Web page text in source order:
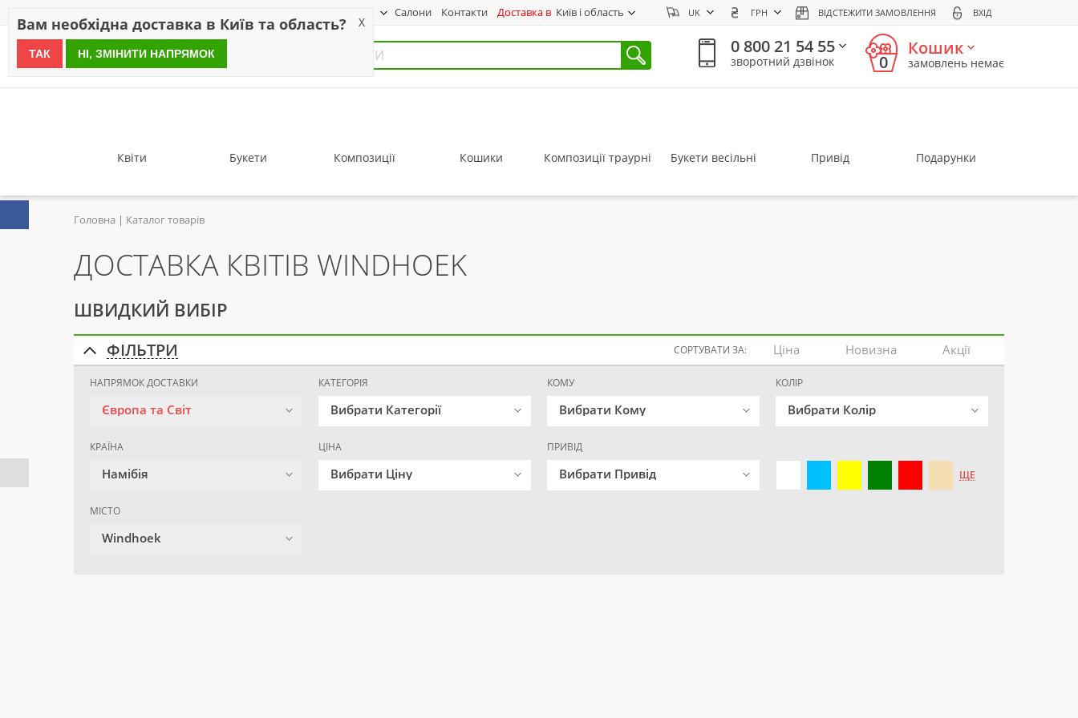
Салони Контакти Доставка в Київ і область UK ГРН ВІДСТЕЖИТИ ЗАМОВЛЕННЯ ВХІД
since 1999
0 800 21 54 55
зворотний дзвінок 0
Кошик
замовлень немає
Квіти Букети Композиції Кошики Композиції траурні Букети весільні Привід Подарунки
Головна Каталог товарів
ДОСТАВКА КВІТІВ WINDHOEK
ШВИДКИЙ ВИБІР
ФІЛЬТРИ СОРТУВАТИ ЗА: Ціна Новизна Акції
НАПРЯМОК ДОСТАВКИ
Європа та Світ
КАТЕГОРІЯ
Вибрати Категорії
КОМУ
Вибрати Кому
КОЛІР
Вибрати Колір
КРАЇНА
Намібія
МІСТО
Windhoek
ЦІНА
Вибрати Ціну
ПРИВІД
Вибрати Привід ЩЕ
Вам необхідна доставка в Київ та область? X
ТАК НІ, ЗМІНИТИ НАПРЯМОК